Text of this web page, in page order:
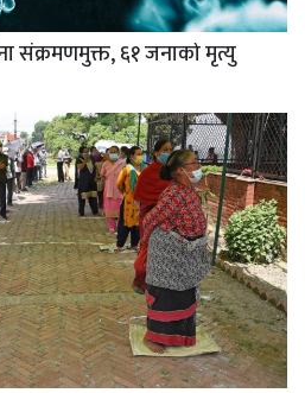
संक्रमणमुक्त, ६१ जनाको मृत्यु